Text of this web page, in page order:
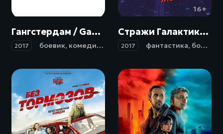
Гангстердам / Gangsterdam (2017)
2017 боевик, комедия , криминал приключения
16+
Стражи Галактики. Часть 2 / Guardians of the Galaxy Vol. 2 (2017)
2017 фантастика, боевик